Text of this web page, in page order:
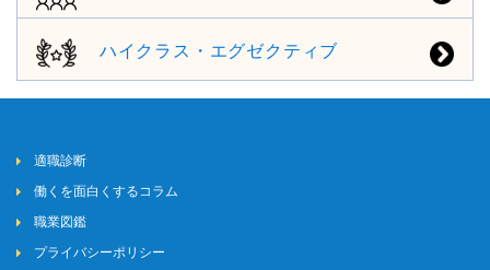
ハイクラス・エグゼクティブ
適職診断
働くを面白くするコラム
職業図鑑
プライバシーポリシー